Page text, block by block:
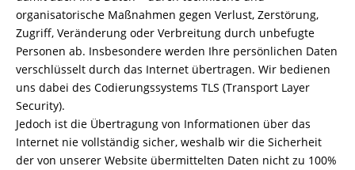
organisatorische Maßnahmen gegen Verlust, Zerstörung,
Zugriff, Veränderung oder Verbreitung durch unbefugte
Personen ab. Insbesondere werden Ihre persönlichen Daten
verschlüsselt durch das Internet übertragen. Wir bedienen
uns dabei des Codierungssystems TLS (Transport Layer
Security).
Jedoch ist die Übertragung von Informationen über das
Internet nie vollständig sicher, weshalb wir die Sicherheit
der von unserer Website übermittelten Daten nicht zu 100%